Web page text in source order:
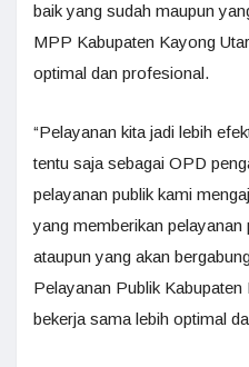
baik yang sudah maupun
MPP Kabupaten Kayong
optimal dan profesional.
“Pelayanan kita jadi lebih
tentu saja sebagai OPD
pelayanan publik kami
yang memberikan pelayanan
ataupun yang akan
Pelayanan Publik
bekerja sama lebih optimal